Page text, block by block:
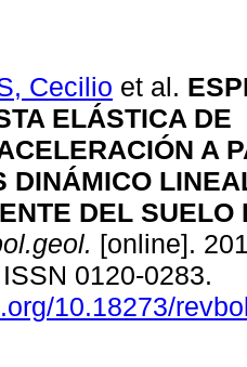
Cecilio et al.
ELÁSTICA DE
A
DINÁMICO
DEL SUELO
[online].
0120-0283.
10.18273/